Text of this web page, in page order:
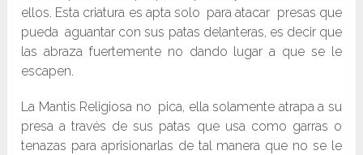
ellos. Esta criatura es apta solo para atacar presas que
pueda aguantar con sus patas delanteras, es decir que
las abraza fuertemente no dando lugar a que se le
escapen.
La Mantis Religiosa no pica, ella solamente atrapa a su
presa a través de sus patas que usa como garras o
tenazas para aprisionarlas de tal manera que no se le